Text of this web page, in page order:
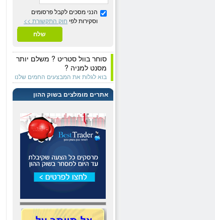
הנני מסכים לקבל פרסומים
וסקירות לפי חוק התקשורת >>
שלח
סוחר בוול סטריט ? משלם יותר
מסנט למניה ?
בוא לגלות את המבצעים החמים שלנו
אתרים מומלצים בשוק ההון